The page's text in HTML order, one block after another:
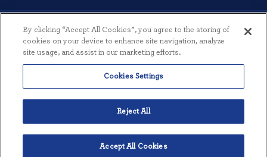
© 2026 MECO INCORPORATED. TODOS LOS DERECHOS RESERVADOS.
TÉRMINOS Y CONDICIONES | POLÍTICA DE PRIVACIDAD
CREADO POR THREESIXTYEIGHT
By clicking “Accept All Cookies”, you agree to the storing of
cookies on your device to enhance site navigation, analyze
site usage, and assist in our marketing efforts.
Cookies Settings
Reject All
Accept All Cookies